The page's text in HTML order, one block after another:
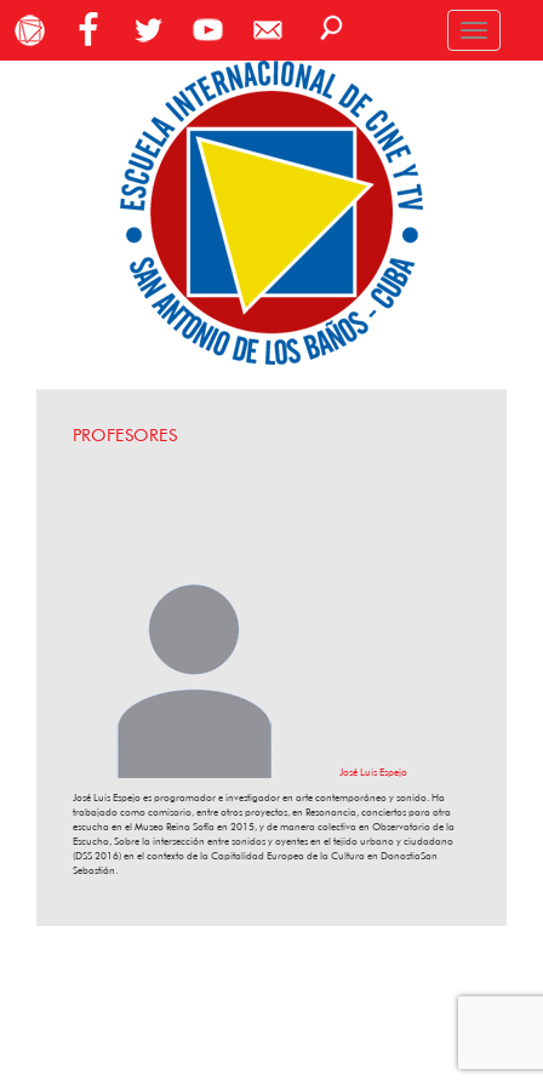
Toggle
navigation
PROFESORES
José Luis Espejo
José Luis Espejo es programador e investigador en arte contemporáneo y sonido. Ha
trabajado como comisario, entre otros proyectos, en Resonancia, conciertos para otra
escucha en el Museo Reina Sofía en 2015, y de manera colectiva en Observatorio de la
Escucha, Sobre la intersección entre sonidos y oyentes en el tejido urbano y ciudadano
(DSS 2016) en el contexto de la Capitalidad Europea de la Cultura en DonostiaSan
Sebastián.